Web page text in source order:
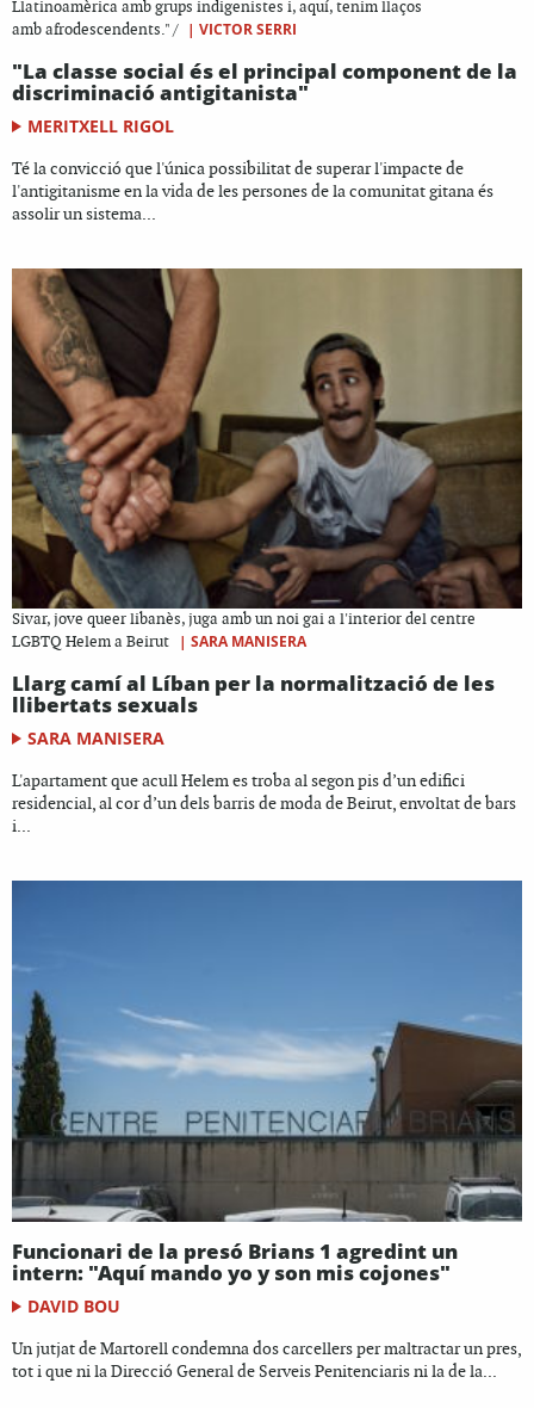
Llatinoamèrica amb grups indigenistes i, aquí, tenim llaços
amb afrodescendents." / | VICTOR SERRI
"La classe social és el principal component de la
discriminació antigitanista"
MERITXELL RIGOL
Té la convicció que l'única possibilitat de superar l'impacte de
l'antigitanisme en la vida de les persones de la comunitat gitana és
assolir un sistema...
Sivar, jove queer libanès, juga amb un noi gai a l'interior del centre
LGBTQ Helem a Beirut
| SARA MANISERA
Llarg camí al Líban per la normalització de les
llibertats sexuals
SARA MANISERA
L'apartament que acull Helem es troba al segon pis d’un edifici
residencial, al cor d’un dels barris de moda de Beirut, envoltat de bars
i...
Funcionari de la presó Brians 1 agredint un
intern: "Aquí mando yo y son mis cojones"
DAVID BOU
Un jutjat de Martorell condemna dos carcellers per maltractar un pres,
tot i que ni la Direcció General de Serveis Penitenciaris ni la de la...